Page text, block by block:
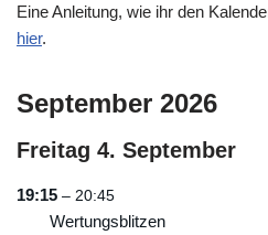
Eine Anleitung, wie ihr den
hier.
September 2026
Freitag 4. September
19:15 – 20:45
Wertungsblitzen